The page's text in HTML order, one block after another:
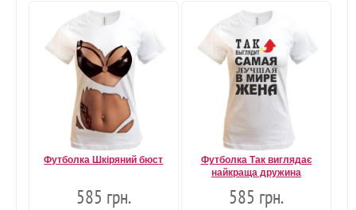
Футболка Шкіряний бюст
585 грн.
Футболка Так виглядає
найкраща дружина
585 грн.